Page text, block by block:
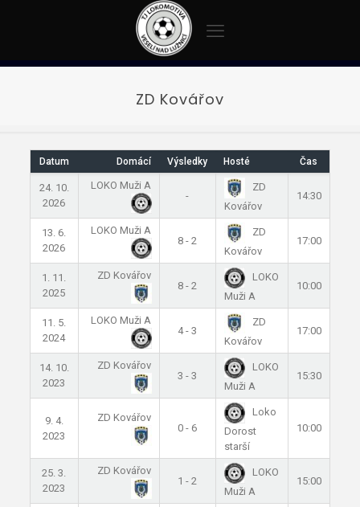
ZD Kovářov
Datum Domácí Výsledky Hosté Čas
24. 10.
2026
LOKO Muži A
-
ZD
Kovářov
14:30
13. 6.
2026
LOKO Muži A
8 - 2
ZD
Kovářov
17:00
1. 11.
2025
ZD Kovářov
8 - 2
LOKO
Muži A
10:00
11. 5.
2024
LOKO Muži A
4 - 3
ZD
Kovářov
17:00
14. 10.
2023
ZD Kovářov
3 - 3
LOKO
Muži A
15:30
9. 4.
2023
ZD Kovářov
0 - 6
Loko
Dorost
starší
10:00
25. 3.
2023
ZD Kovářov
1 - 2
LOKO
Muži A
15:00